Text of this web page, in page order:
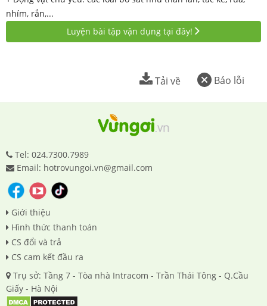
nhím, rắn,...
Luyện bài tập vận dụng tại đây!
Báo lỗi
Tải về
Tel: 024.7300.7989
Email: hotrovungoi.vn@gmail.com
Giới thiệu
Hình thức thanh toán
CS đổi và trả
CS cam kết đầu ra
Trụ sở: Tầng 7 - Tòa nhà Intracom - Trần Thái Tông - Q.Cầu
Giấy - Hà Nội